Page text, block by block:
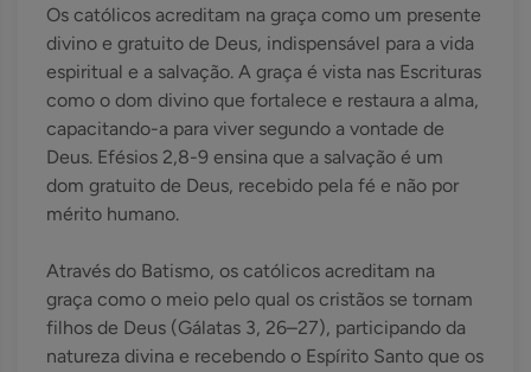
Os católicos acreditam na graça como um presente
divino e gratuito de Deus, indispensável para a vida
espiritual e a salvação. A graça é vista nas Escrituras
como o dom divino que fortalece e restaura a alma,
capacitando-a para viver segundo a vontade de
Deus. Efésios 2,8-9 ensina que a salvação é um
dom gratuito de Deus, recebido pela fé e não por
mérito humano.
Através do Batismo, os católicos acreditam na
graça como o meio pelo qual os cristãos se tornam
filhos de Deus (Gálatas 3, 26–27), participando da
natureza divina e recebendo o Espírito Santo que os